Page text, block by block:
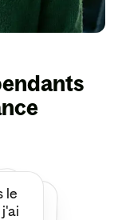
une
lui,
le